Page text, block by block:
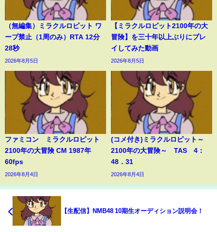
（無編集）ミラクルロピット ワ
ープ禁止（1周のみ）RTA 12分
28秒
2026年8月5日
【ミラクルロピット2100年の大
冒険】を三十年以上ぶりにプレ
イしてみた動画
2026年8月5日
ファミコン ミラクルロピット
2100年の大冒険 CM 1987年
60fps
2026年8月4日
(コメ付き)ミラクルロピット～
2100年の大冒険～ TAS 4：
48．31
2026年8月4日
【生配信】NMB48 10期生オーディション説明会！